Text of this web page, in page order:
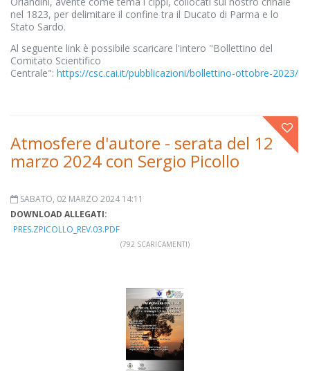
nel 1823, per delimitare il confine tra il Ducato di Parma e lo
Stato Sardo.
Al seguente link è possibile scaricare l'intero "Bollettino del
Comitato Scientifico
Centrale": https://csc.cai.it/pubblicazioni/bollettino-ottobre-2023/
Atmosfere d'autore - serata del 12
marzo 2024 con Sergio Picollo
SABATO, 02 MARZO 2024 14:11
DOWNLOAD ALLEGATI:
PRES.ZPICOLLO_REV.03.PDF
(792 SCARICAMENTI)